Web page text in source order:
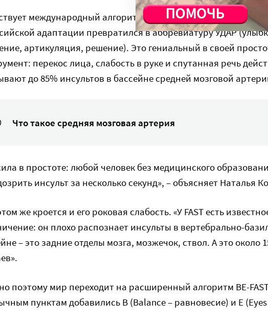
международный алгоритм FAST (Face, Arm, Speech,
адаптации превратился в аббревиатуру УДАР
артикуляция, решение). Это гениальный в своей
перекос лица, слабость в руке и спутанная речь
до 85% инсультов в бассейне средней мозговой
Что такое средняя мозговая артерия
в простоте: любой человек без медицинского
инсульт за несколько секунд», – объясняет Наталья
же кроется и его роковая слабость. «У FAST есть
он плохо распознает инсульты в вертебрально-
– это задние отделы мозга, мозжечок, ствол. А это около
поэтому мир переходит на расширенный алгоритм BE-
пунктам добавились B (Balance – равновесие) и E